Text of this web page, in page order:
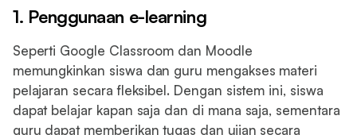
1. Penggunaan e-learning
Seperti Google Classroom dan Moodle
memungkinkan siswa dan guru mengakses materi
pelajaran secara fleksibel. Dengan sistem ini, siswa
dapat belajar kapan saja dan di mana saja, sementara
guru dapat memberikan tugas dan ujian secara